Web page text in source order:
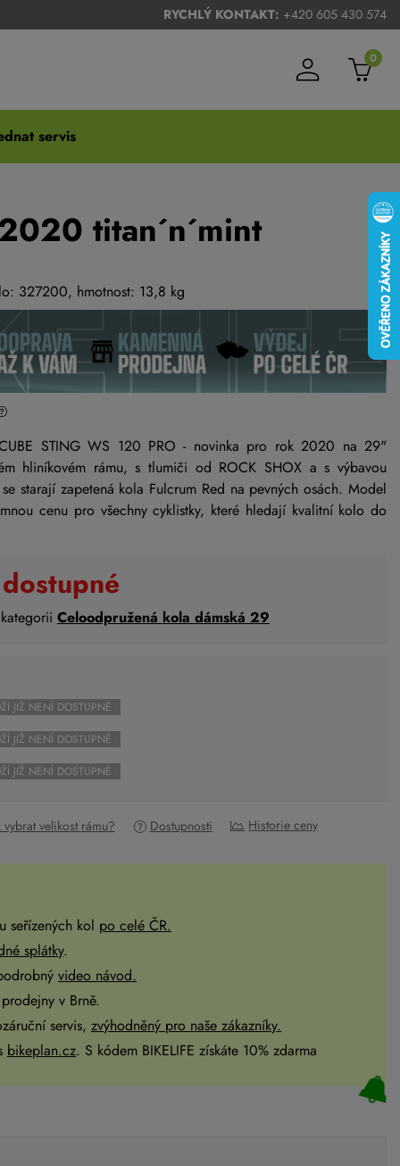
RYCHLÝ KONTAKT: +420 605 430 574
0
servis
titan´n´mint
327200, hmotnost: 13,8 kg
STING WS 120 PRO - novinka pro rok 2020 na 29"
hliníkovém rámu, s tlumiči od ROCK SHOX a s výbavou
starají zapetená kola Fulcrum Red na pevných osách. Model
cenu pro všechny cyklistky, které hledají kvalitní kolo do
Celoodpružená kola dámská 29
JIŽ NENÍ DOSTUPNÉ
JIŽ NENÍ DOSTUPNÉ
JIŽ NENÍ DOSTUPNÉ
vybrat velikost rámu? Dostupnosti Historie ceny
seřízených kol po celé ČR.
splátky.
video návod.
v Brně.
servis, zvýhodněný pro naše zákazníky.
bikeplan.cz. S kódem BIKELIFE získáte 10% zdarma